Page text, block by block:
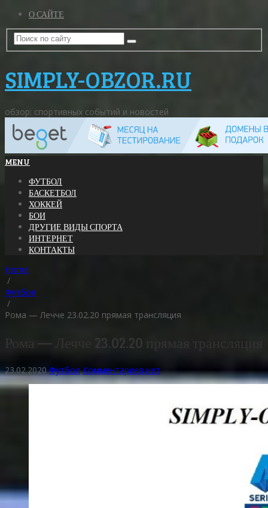
О САЙТЕ
SIMPLY-OBZOR.RU
обзор: спортивных событий и новостей
MENU
ФУТБОЛ
БАСКЕТБОЛ
ХОККЕЙ
БОИ
ДРУГИЕ ВИДЫ СПОРТА
ИНТЕРНЕТ
КОНТАКТЫ
Home
/
Футбол
/
Рома — Лечче 23.02.20 прямая трансляция
Рома — Лечче 23.02.20 прямая трансляция
23.02.2020 Футбол Комментариев нет